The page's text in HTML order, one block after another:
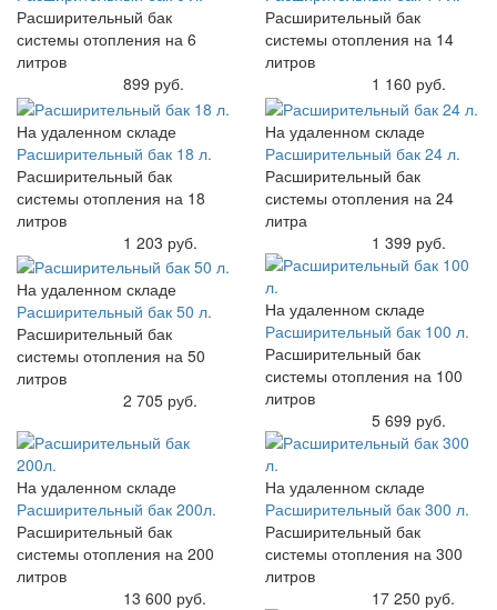
Расширительный бак
системы отопления на 6
литров
899 руб.
Расширительный бак
системы отопления на 14
литров
1 160 руб.
На удаленном складе
Расширительный бак 18 л.
Расширительный бак
системы отопления на 18
литров
1 203 руб.
На удаленном складе
Расширительный бак 24 л.
Расширительный бак
системы отопления на 24
литра
1 399 руб.
На удаленном складе
Расширительный бак 50 л.
Расширительный бак
системы отопления на 50
литров
2 705 руб.
На удаленном складе
Расширительный бак 100 л.
Расширительный бак
системы отопления на 100
литров
5 699 руб.
На удаленном складе
Расширительный бак 200л.
Расширительный бак
системы отопления на 200
литров
13 600 руб.
На удаленном складе
Расширительный бак 300 л.
Расширительный бак
системы отопления на 300
литров
17 250 руб.